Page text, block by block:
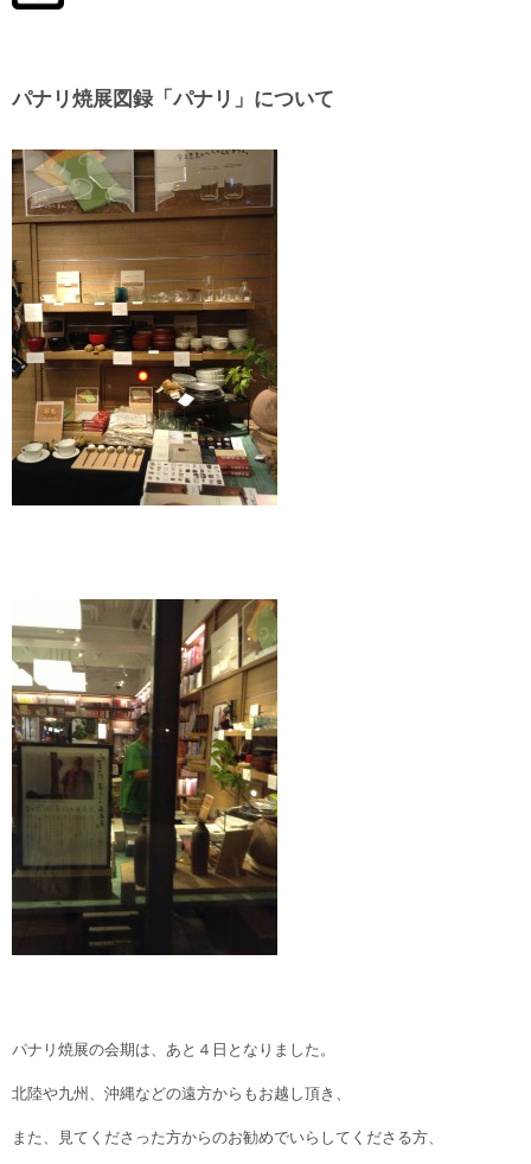
パナリ焼展図録「パナリ」について
パナリ焼展の会期は、あと４日となりました。
北陸や九州、沖縄などの遠方からもお越し頂き、
また、見てくださった方からのお勧めでいらしてくださる方、